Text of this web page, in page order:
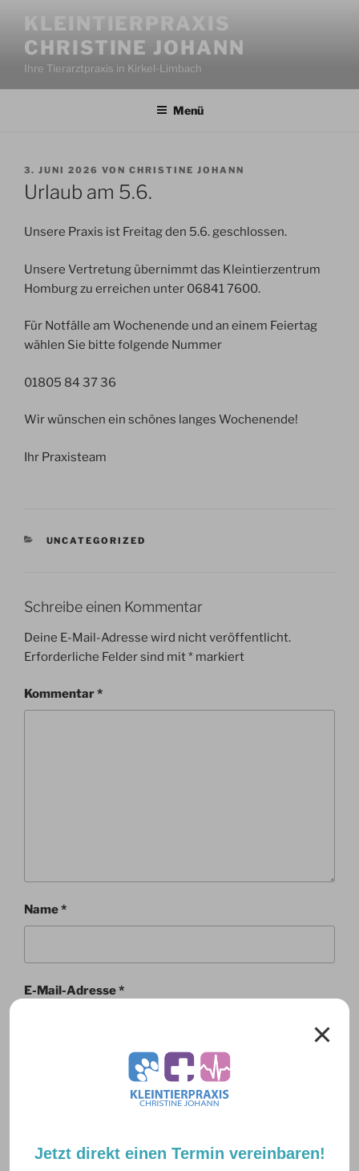
Jetzt direkt einen Termin vereinbaren!
Inhalt
springen
KLEINTIERPRAXIS
CHRISTINE JOHANN
Ihre Tierarztpraxis in Kirkel-Limbach
Menü
VERÖFFENTLICHT
AM
3. JUNI 2026 VON CHRISTINE JOHANN
Urlaub am 5.6.
Unsere Praxis ist Freitag den 5.6. geschlossen.
Unsere Vertretung übernimmt das Kleintierzentrum
Homburg zu erreichen unter 06841 7600.
Für Notfälle am Wochenende und an einem Feiertag
wählen Sie bitte folgende Nummer
01805 84 37 36
Wir wünschen ein schönes langes Wochenende!
Ihr Praxisteam
KATEGORIEN
UNCATEGORIZED
Schreibe einen Kommentar
Deine E-Mail-Adresse wird nicht veröffentlicht.
Erforderliche Felder sind mit* markiert
Kommentar*
Name*
E-Mail-Adresse*